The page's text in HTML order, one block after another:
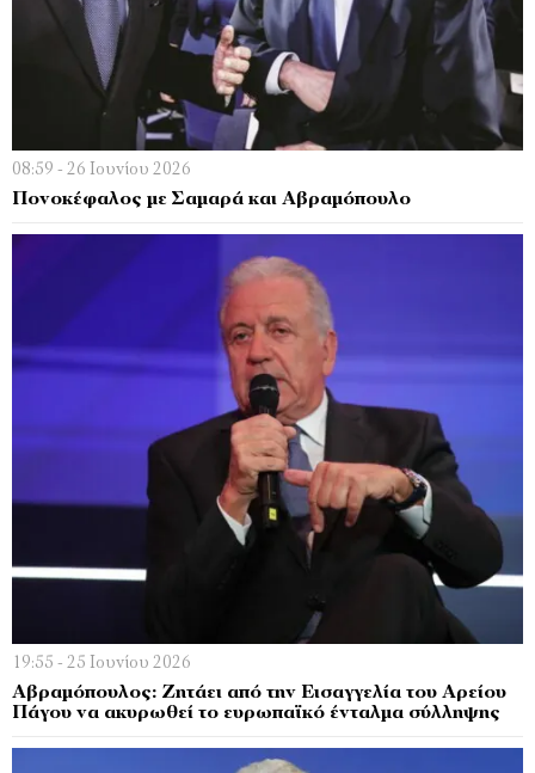
08:59 - 26 Ιουνίου 2026
Πονοκέφαλος με Σαμαρά και Αβραμόπουλο
19:55 - 25 Ιουνίου 2026
Αβραμόπουλος: Ζητάει από την Εισαγγελία του Αρείου
Πάγου να ακυρωθεί το ευρωπαϊκό ένταλμα σύλληψης